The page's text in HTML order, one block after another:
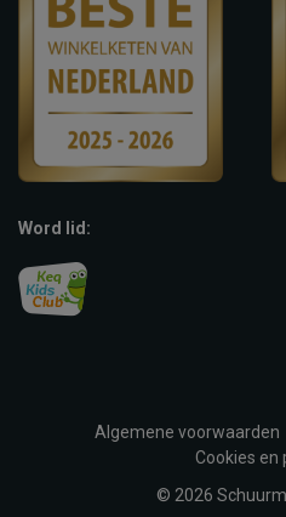
Word lid:
Algemene voorwaarden
Cookies en
© 2026